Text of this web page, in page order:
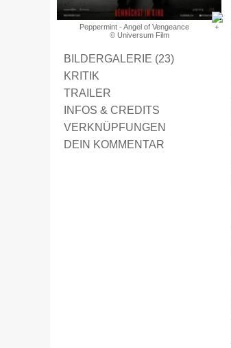
Peppermint - Angel of Vengeance
© Universum Film
BILDERGALERIE (23)
KRITIK
TRAILER
INFOS & CREDITS
VERKNÜPFUNGEN
DEIN KOMMENTAR